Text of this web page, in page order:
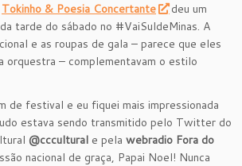
Tokinho & Poesia Concertante
deu um
tarde do sábado no #VaiSuldeMinas. A
e as roupas de gala – parece que eles
orquestra – complementavam o estilo
de festival e eu fiquei mais impressionada
estava sendo transmitido pelo Twitter do
@cccultural e pela webradio Fora do
nacional de graça, Papai Noel! Nunca